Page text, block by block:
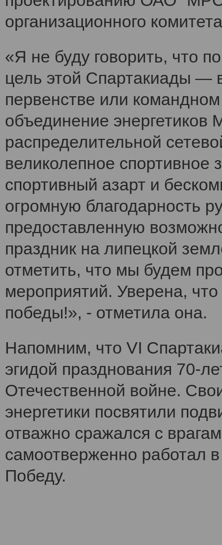
организационного
«Я не буду говорить, что
цель этой Спартакиады —
первенстве или
объединение энергетиков
распределительной
великолепное
спортивный азарт и
огромную благодарность
предоставленную
праздник на липецкой
отметить, что мы будем
мероприятий. Уверена,
победы!», - отметила она.
Напомним, что VI
эгидой празднования 70-
Отечественной войне.
энергетики посвятили
отважно сражался с
самоотверженно работал
Победу.